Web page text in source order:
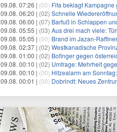
09.08. 07:26 | (00) Fifa beklagt
09.08. 06:20 | (02) Schnelle
09.08. 06:00 | (07) Barfuß in Schlappen
09.08. 05:55 | (03) Aus drei mach viele:
09.08. 05:05 | (00) Brand im Jazan-
09.08. 02:37 | (02) Westkanadische
09.08. 01:00 | (02) Bofinger gegen
09.08. 00:10 | (02) Umfrage: Mehrheit
09.08. 00:10 | (00) Hitzealarm am
09.08. 00:01 | (00) Dobrindt: Neues